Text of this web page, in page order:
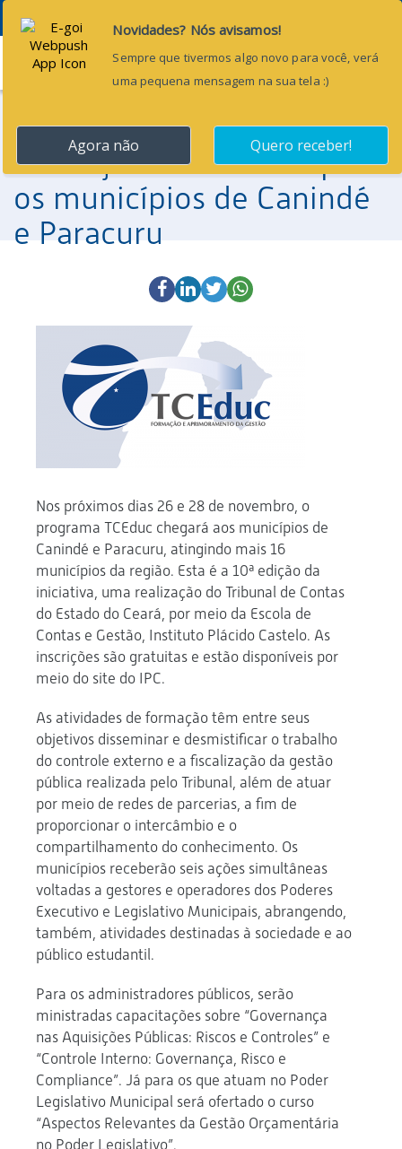
Menu
22 de novembro de 2019
TCEduc leva ações de
educação continuada para
os municípios de Canindé
e Paracuru
Nos próximos dias 26 e 28 de novembro, o
programa TCEduc chegará aos municípios de
Canindé e Paracuru, atingindo mais 16
municípios da região. Esta é a 10ª edição da
iniciativa, uma realização do Tribunal de Contas
do Estado do Ceará, por meio da Escola de
Contas e Gestão, Instituto Plácido Castelo. As
inscrições são gratuitas e estão disponíveis por
meio do site do IPC.
As atividades de formação têm entre seus
objetivos disseminar e desmistificar o trabalho
do controle externo e a fiscalização da gestão
pública realizada pelo Tribunal, além de atuar
por meio de redes de parcerias, a fim de
proporcionar o intercâmbio e o
compartilhamento do conhecimento. Os
municípios receberão seis ações simultâneas
voltadas a gestores e operadores dos Poderes
Executivo e Legislativo Municipais, abrangendo,
também, atividades destinadas à sociedade e ao
público estudantil.
Para os administradores públicos, serão
ministradas capacitações sobre “Governança
nas Aquisições Públicas: Riscos e Controles” e
“Controle Interno: Governança, Risco e
Compliance”. Já para os que atuam no Poder
Legislativo Municipal será ofertado o curso
“Aspectos Relevantes da Gestão Orçamentária
no Poder Legislativo”.